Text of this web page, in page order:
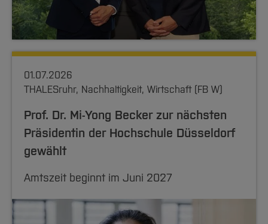
01.07.2026
THALESruhr, Nachhaltigkeit, Wirtschaft (FB W)
Prof. Dr. Mi-Yong Becker zur nächsten
Präsidentin der Hochschule Düsseldorf
gewählt
Amtszeit beginnt im Juni 2027